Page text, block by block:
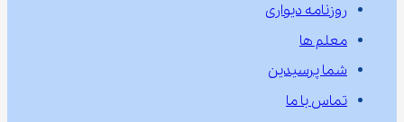
روزنامه دیواری
معلم ها
شما پرسیدین
تماس با ما